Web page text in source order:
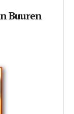
Buuren